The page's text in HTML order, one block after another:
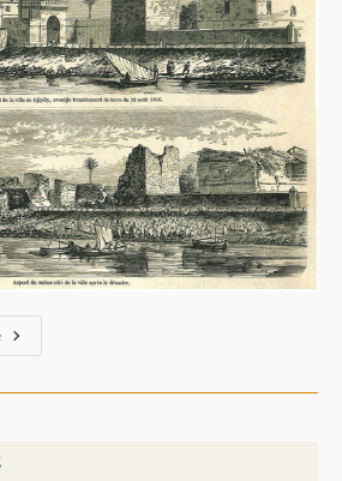
Jijel:
Le